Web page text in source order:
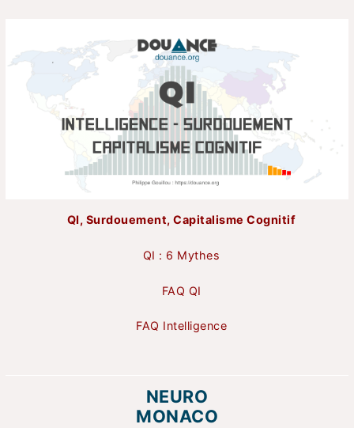
QI, Surdouement, Capitalisme Cognitif
QI : 6 Mythes
FAQ QI
FAQ Intelligence
NEURO
MONACO